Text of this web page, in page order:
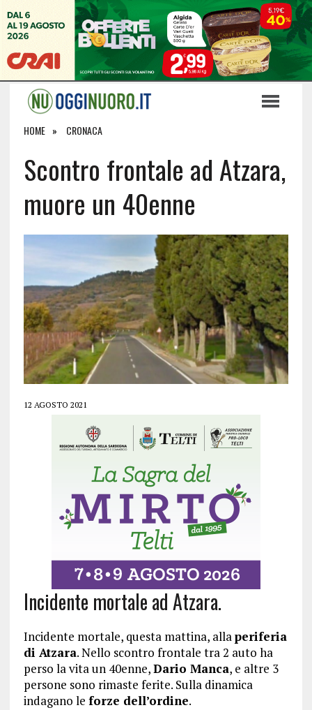
HOME CRONACA
Scontro frontale ad Atzara,
muore un 40enne
12 AGOSTO 2021
Incidente mortale ad Atzara.
Incidente mortale, questa mattina, allaperiferia
di Atzara. Nello scontro frontale tra 2 auto ha
perso la vita un 40enne,Dario Manca, e altre 3
persone sono rimaste ferite. Sulla dinamica
indagano le forze dell’ordine.